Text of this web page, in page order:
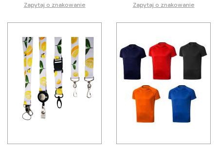
Zapytaj o znakowanie
Zapytaj o znakowanie